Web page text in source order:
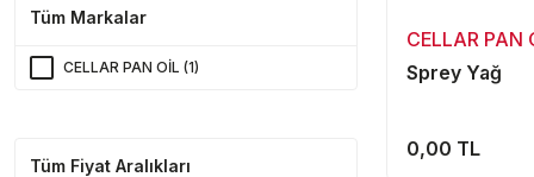
Tüm Markalar
CELLAR PAN OİL (1)
Tüm Fiyat Aralıkları
CELLAR PAN
Sprey Yağ
0,00 TL